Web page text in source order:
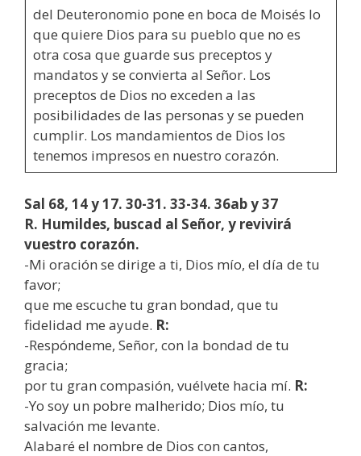
del Deuteronomio pone en boca de Moisés lo
que quiere Dios para su pueblo que no es
otra cosa que guarde sus preceptos y
mandatos y se convierta al Señor. Los
preceptos de Dios no exceden a las
posibilidades de las personas y se pueden
cumplir. Los mandamientos de Dios los
tenemos impresos en nuestro corazón.
Sal 68, 14 y 17. 30-31. 33-34. 36ab y 37
R. Humildes, buscad al Señor, y revivirá
vuestro corazón.
-Mi oración se dirige a ti, Dios mío, el día de tu
favor;
que me escuche tu gran bondad, que tu
fidelidad me ayude. R:
-Respóndeme, Señor, con la bondad de tu
gracia;
por tu gran compasión, vuélvete hacia mí. R:
-Yo soy un pobre malherido; Dios mío, tu
salvación me levante.
Alabaré el nombre de Dios con cantos,